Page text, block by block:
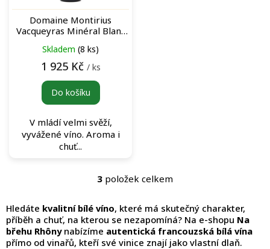
Domaine Montirius
Vacqueyras Minéral Blanc
Skladem (8 ks)
1 925 Kč / ks
Do košíku
V mládí velmi svěží,
vyvážené víno. Aroma i
chuť...
O
l
á
d
a
3 položek celkem
Hledáte kvalitní bílé víno, které má skutečný charakter,
příběh a chuť, na kterou se nezapomíná? Na e-shopu Na
břehu Rhônynabízíme autentická francouzská bílá vína
přímo od vinařů, kteří své vinice znají jako vlastní dlaň.